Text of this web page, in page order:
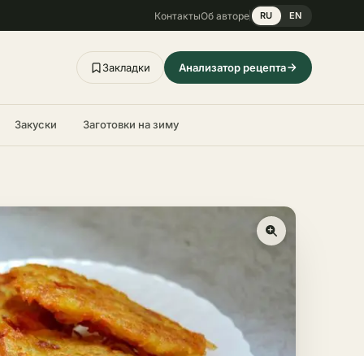
КонтактыОб авторе RU EN
Закладки Анализатор рецепта
Закуски Заготовки на зиму